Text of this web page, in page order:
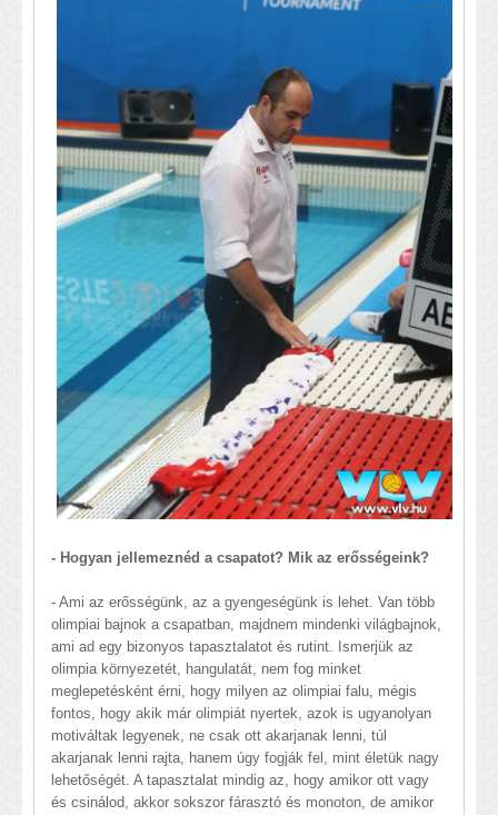
- Hogyan jellemeznéd a csapatot? Mik az erősségeink?
- Ami az erősségünk, az a gyengeségünk is lehet. Van több
olimpiai bajnok a csapatban, majdnem mindenki világbajnok,
ami ad egy bizonyos tapasztalatot és rutint. Ismerjük az
olimpia környezetét, hangulatát, nem fog minket
meglepetésként érni, hogy milyen az olimpiai falu, mégis
fontos, hogy akik már olimpiát nyertek, azok is ugyanolyan
motiváltak legyenek, ne csak ott akarjanak lenni, túl
akarjanak lenni rajta, hanem úgy fogják fel, mint életük nagy
lehetőségét. A tapasztalat mindig az, hogy amikor ott vagy
és csinálod, akkor sokszor fárasztó és monoton, de amikor